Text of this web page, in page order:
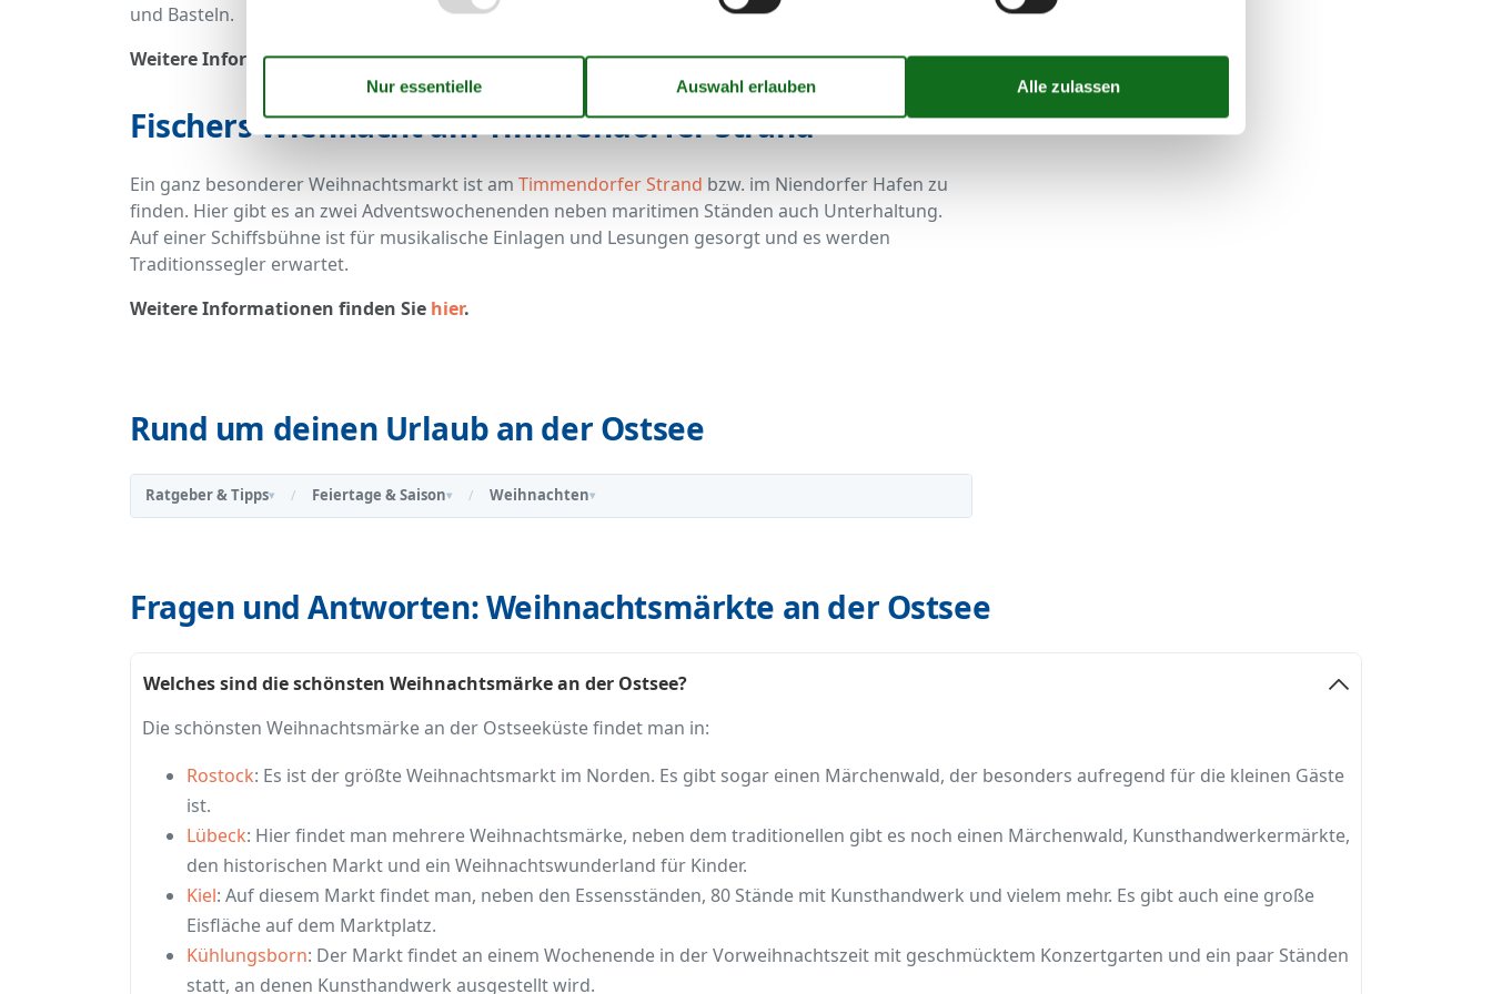
und Basteln.
Weitere Informationen finden Siehier.
Fischers Wiehnacht am Timmendorfer Strand
Ein ganz besonderer Weihnachtsmarkt ist am Timmendorfer Strand bzw. im Niendorfer Hafen zu
finden. Hier gibt es an zwei Adventswochenenden neben maritimen Ständen auch Unterhaltung.
Auf einer Schiffsbühne ist für musikalische Einlagen und Lesungen gesorgt und es werden
Traditionssegler erwartet.
Weitere Informationen finden Sie hier.
Fragen und Antworten: Weihnachtsmärkte an der Ostsee
Welches sind die schönsten Weihnachtsmärke an der Ostsee?
Die schönsten Weihnachtsmärke an der Ostseeküste findet man in:
Rostock: Es ist der größte Weihnachtsmarkt im Norden. Es gibt sogar einen Märchenwald, der besonders aufregend für die kleinen Gäste
ist.
Lübeck: Hier findet man mehrere Weihnachtsmärke, neben dem traditionellen gibt es noch einen Märchenwald, Kunsthandwerkermärkte,
den historischen Markt und ein Weihnachtswunderland für Kinder.
Kiel: Auf diesem Markt findet man, neben den Essensständen, 80 Stände mit Kunsthandwerk und vielem mehr. Es gibt auch eine große
Eisfläche auf dem Marktplatz.
Kühlungsborn: Der Markt findet an einem Wochenende in der Vorweihnachtszeit mit geschmücktem Konzertgarten und ein paar Ständen
statt, an denen Kunsthandwerk ausgestellt wird.
Rund um deinen Urlaub an der Ostsee
Ratgeber & Tipps▾ / Feiertage & Saison▾ / Weihnachten▾